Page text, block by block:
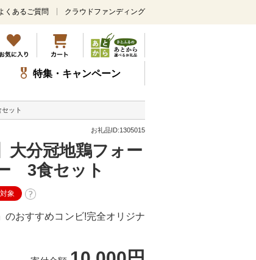
メ
ン
コ
ン
テ
ツ
に
ッ
くあるご質問 クラウドファンディング
特集・キャンペーン
ット
お礼品ID:1305015
大分冠地鶏フォー
3食セット
象
のおすすめコンビ!完全オリジナ